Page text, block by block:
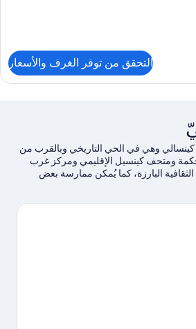
التحقق من توفر الغرف والأسعار
كينسالي وهي في الحي التاريخي وبالقرب من
ومتحف كينسيل الإقليمي ومركز غرب
البارزة، كما يُمكن ممارسة بعض
في نادي كينسال للجولف وملعب جولف
المائية في المنطقة من خلال